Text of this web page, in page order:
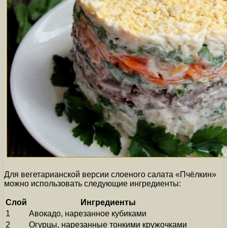
Для вегетарианской версии слоеного салата «Пчёлкин»
можно использовать следующие ингредиенты:
Слой
Ингредиенты
1
Авокадо, нарезанное кубиками
2
Огурцы, нарезанные тонкими кружочками